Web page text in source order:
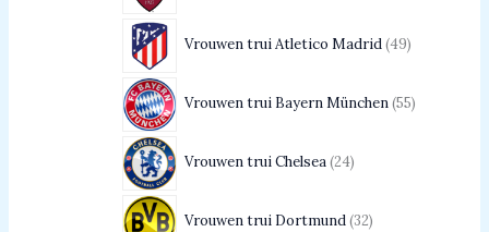
Vrouwen trui Atletico Madrid 49
Vrouwen trui Bayern München 55
Vrouwen trui Chelsea 24
Vrouwen trui Dortmund 32